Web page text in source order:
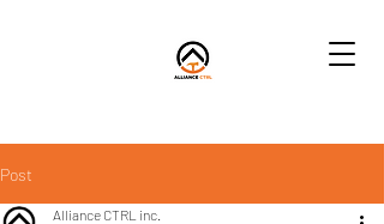
Post
Alliance CTRL inc.